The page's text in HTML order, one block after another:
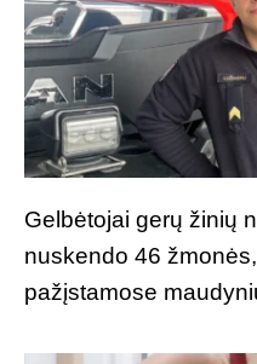
Gelbėtojai gerų žinių
nuskendo 46
pažįstamose